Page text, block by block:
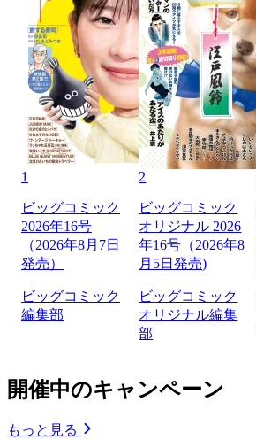
1
ビッグコミック
2026年16号
（2026年8月7日
発売）
ビッグコミック
編集部
2
ビッグコミック
オリジナル 2026
年16号（2026年8
月5日発売)
ビッグコミック
オリジナル編集
部
開催中のキャンペーン
もっと見る